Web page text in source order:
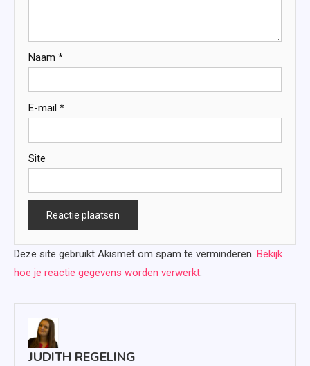
Naam *
E-mail *
Site
Deze site gebruikt Akismet om spam te verminderen. Bekijk
hoe je reactie gegevens worden verwerkt.
JUDITH REGELING